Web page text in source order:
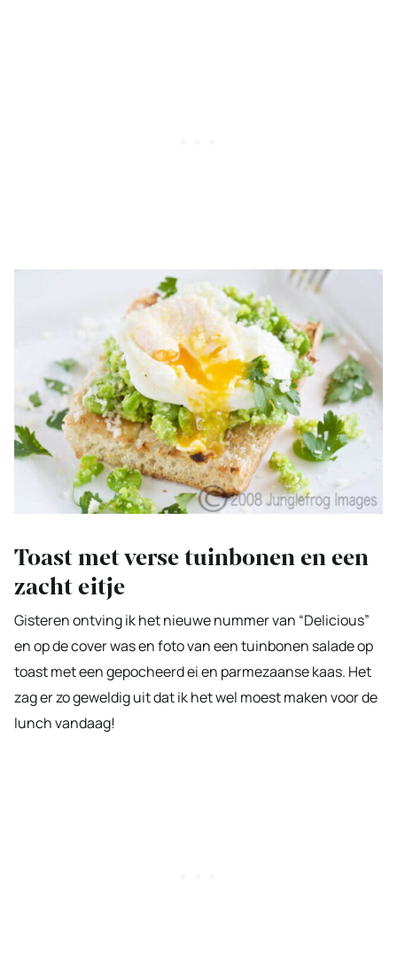
Toast met verse tuinbonen en een
zacht eitje
Gisteren ontving ik het nieuwe nummer van “Delicious”
en op de cover was en foto van een tuinbonen salade op
toast met een gepocheerd ei en parmezaanse kaas. Het
zag er zo geweldig uit dat ik het wel moest maken voor de
lunch vandaag!